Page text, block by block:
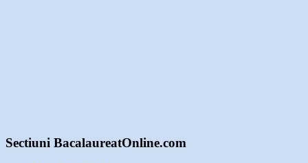
Sectiuni BacalaureatOnline.com